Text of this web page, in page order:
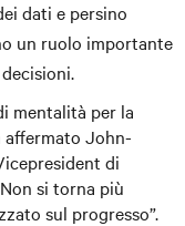
dati e persino
un ruolo importante
mentalità per la
affermato John-
di
si torna più
sul progresso”.